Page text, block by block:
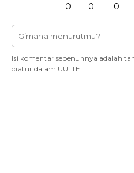
0 0 0
Isi komentar sepenuhnya adalah
diatur dalam UU ITE